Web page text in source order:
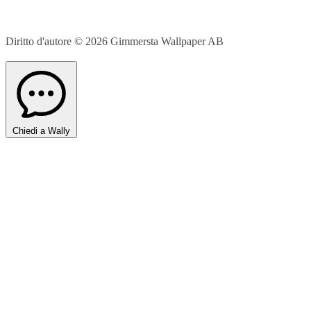
Diritto d'autore © 2026 Gimmersta Wallpaper AB
Chiedi a Wally